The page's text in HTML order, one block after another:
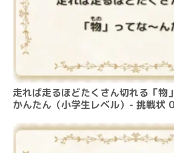
走れば走るほどたくさん切れる「物
かんたん（小学生レベル）- 挑戦状